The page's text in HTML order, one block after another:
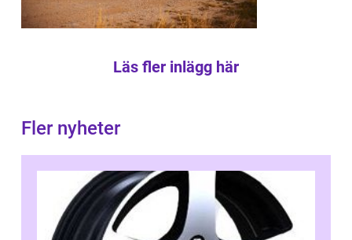
Läs fler inlägg här
Fler nyheter